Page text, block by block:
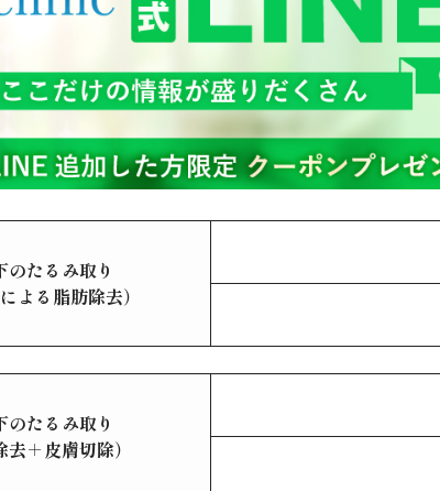
のたるみ取り
よる脂肪除去）
のたるみ取り
去＋皮膚切除）